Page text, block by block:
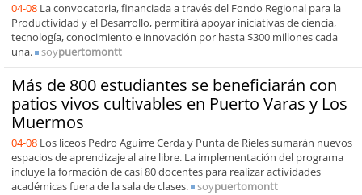
04-08 La convocatoria, financiada a través del Fondo Regional para la
Productividad y el Desarrollo, permitirá apoyar iniciativas de ciencia,
tecnología, conocimiento e innovación por hasta $300 millones cada
una.
soypuertomontt
Más de 800 estudiantes se beneficiarán con
patios vivos cultivables en Puerto Varas y Los
Muermos
04-08 Los liceos Pedro Aguirre Cerda y Punta de Rieles sumarán nuevos
espacios de aprendizaje al aire libre. La implementación del programa
incluye la formación de casi 80 docentes para realizar actividades
académicas fuera de la sala de clases.
soypuertomontt